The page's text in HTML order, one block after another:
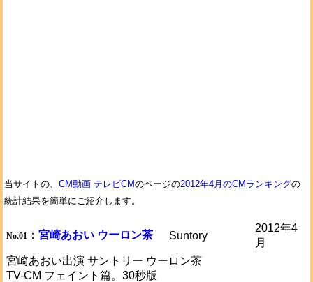
当サイトの、 CM動画 テレビCMのページの2012年4月のCMランキングの
統計結果を簡単にご紹介します。
No.01 ： 宮崎あおい ウーロン茶 Suntory
2012年4
月
宮崎あおい出演 サントリー ウーロン茶
TV-CM フェイント篇。30秒版